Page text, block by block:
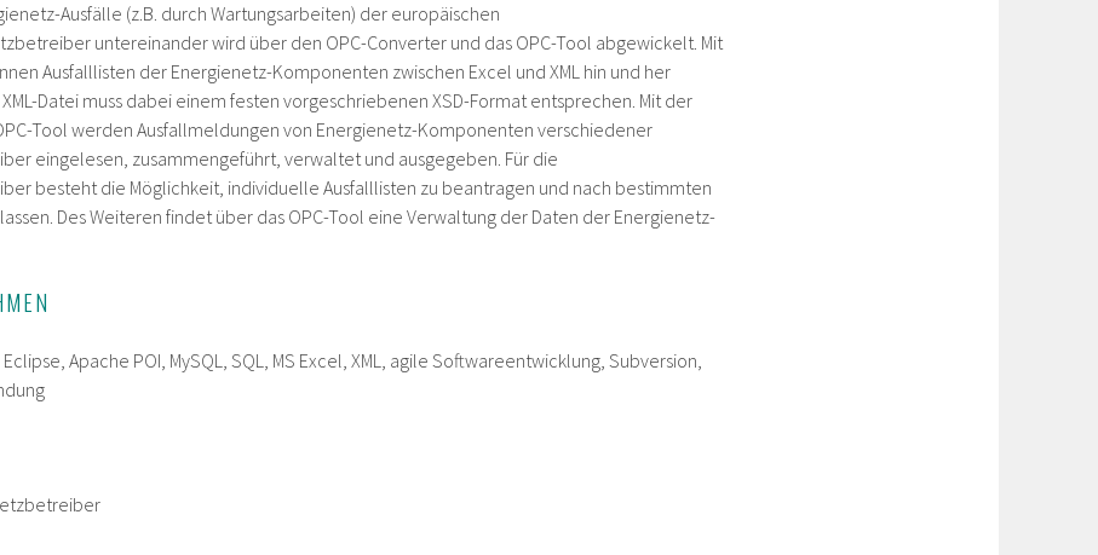
Ausfälle (z.B. durch Wartungsarbeiten) der europäischen
untereinander wird über den OPC-Converter und das OPC-Tool abgewickelt. Mit
Ausfalllisten der Energienetz-Komponenten zwischen Excel und XML hin und her
Datei muss dabei einem festen vorgeschriebenen XSD-Format entsprechen. Mit der
Tool werden Ausfallmeldungen von Energienetz-Komponenten verschiedener
eingelesen, zusammengeführt, verwaltet und ausgegeben. Für die
besteht die Möglichkeit, individuelle Ausfalllisten zu beantragen und nach bestimmten
Des Weiteren findet über das OPC-Tool eine Verwaltung der Daten der Energienetz-
Apache POI, MySQL, SQL, MS Excel, XML, agile Softwareentwicklung, Subversion,